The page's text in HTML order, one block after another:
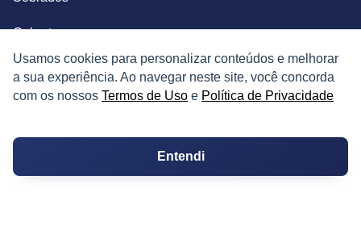
Usamos cookies para personalizar conteúdos e melhorar
a sua experiência. Ao navegar neste site, você concorda
com os nossos Termos de Uso e Política de Privacidade
Entendi
Coberturas
Salas Comerciais
Fazendas
Depósitos